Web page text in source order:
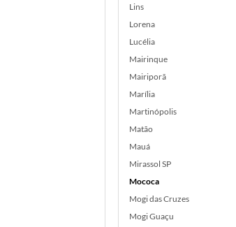
Lins
Lorena
Lucélia
Mairinque
Mairiporã
Marília
Martinópolis
Matão
Mauá
Mirassol SP
Mococa
Mogi das Cruzes
Mogi Guaçu